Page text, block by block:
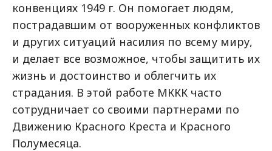
конвенциях 1949 г. Он помогает людям,
пострадавшим от вооруженных конфликтов
и других ситуаций насилия по всему миру,
и делает все возможное, чтобы защитить их
жизнь и достоинство и облегчить их
страдания. В этой работе МККК часто
сотрудничает со своими партнерами по
Движению Красного Креста и Красного
Полумесяца.